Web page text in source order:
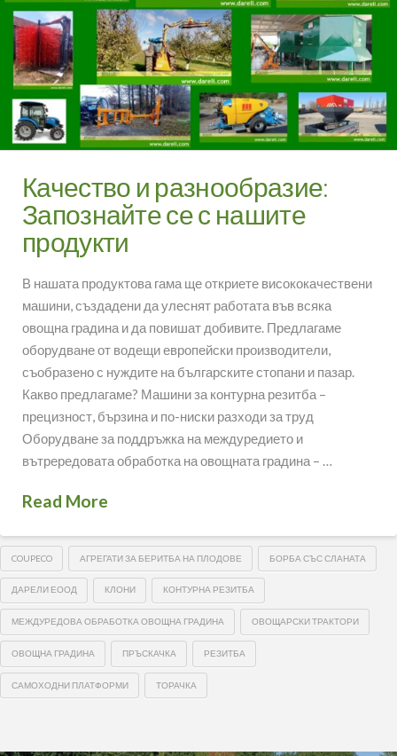
Качество и разнообразие:
Запознайте се с нашите
продукти
В нашата продуктова гама ще откриете висококачествени
машини, създадени да улеснят работата във всяка
овощна градина и да повишат добивите. Предлагаме
оборудване от водещи европейски производители,
съобразено с нуждите на българските стопани и пазар.
Какво предлагаме? Машини за контурна резитба –
прецизност, бързина и по-ниски разходи за труд
Оборудване за поддръжка на междуредието и
вътрередовата обработка на овощната градина – …
Read More
COUPECO АГРЕГАТИ ЗА БЕРИТБА НА ПЛОДОВЕ БОРБА СЪС СЛАНАТА
ДАРЕЛИ ЕООД КЛОНИ КОНТУРНА РЕЗИТБА
МЕЖДУРЕДОВА ОБРАБОТКА ОВОЩНА ГРАДИНА ОВОЩАРСКИ ТРАКТОРИ
ОВОЩНА ГРАДИНА ПРЪСКАЧКА РЕЗИТБА
САМОХОДНИ ПЛАТФОРМИ ТОРАЧКА